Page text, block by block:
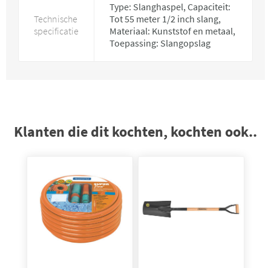
Technische
specificatie
Type: Slanghaspel, Capaciteit:
Tot 55 meter 1/2 inch slang,
Materiaal: Kunststof en metaal,
Toepassing: Slangopslag
Klanten die dit kochten, kochten ook..